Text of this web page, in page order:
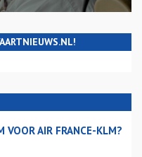
VOOR AIR FRANCE-KLM?